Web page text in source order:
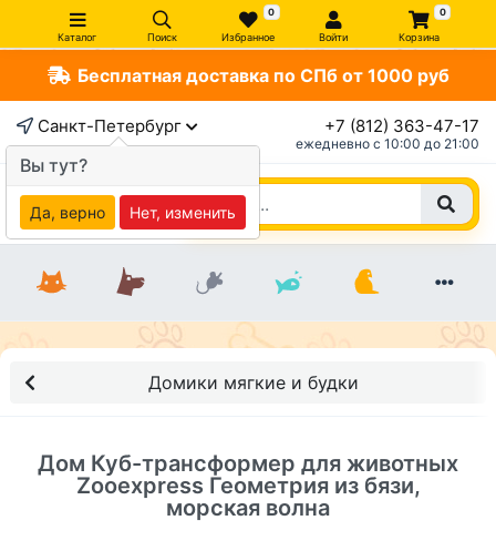
Каталог Поиск
0
Избранное Войти
0
Корзина
Бесплатная доставка по СПб от 1000 руб
Санкт-Петербург +7 (812) 363-47-17
ежедневно c 10:00 до 21:00
Домики мягкие и будки
Дом Куб-трансформер для животных
Zooexpress Геометрия из бязи,
морская волна
Вы тут?
Да, верно Нет, изменить